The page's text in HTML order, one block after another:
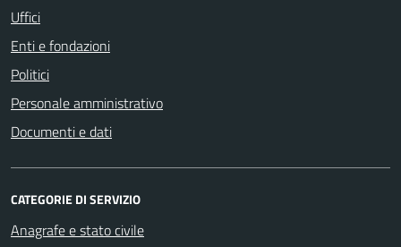
Uffici
Enti e fondazioni
Politici
Personale amministrativo
Documenti e dati
CATEGORIE DI SERVIZIO
Anagrafe e stato civile